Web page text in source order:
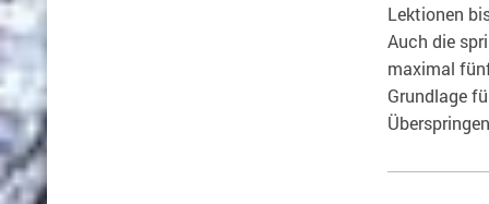
Lektionen
Auch die
maximal
Grundlage